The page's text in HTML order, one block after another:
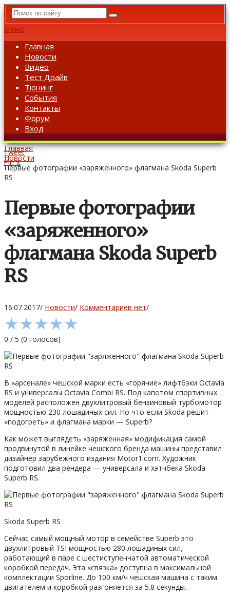
Меню
Главная
Новости
Видео
Тест Драйв
Тюнинг
События
Контакты
Форум
Вход
Главная
Новости
Первые фотографии «заряженного» флагмана Skoda Superb
RS
Первые фотографии
«заряженного»
флагмана Skoda Superb
RS
16.07.2017/ Новости/ Комментариев нет/
★★★★★
0 / 5 (0 голосов)
В «арсенале» чешской марки есть «горячие» лифтбэки Octavia
RS и универсалы Octavia Combi RS. Под капотом спортивных
моделей расположен двухлитровый бензиновый турбомотор
мощностью 230 лошадиных сил. Но что если Skoda решит
«подогреть» и флагмана марки — Superb?
Как может выглядеть «заряженная» модификация самой
продвинутой в линейке чешского бренда машины представил
дизайнер зарубежного издания Motor1.com. Художник
подготовил два рендера — универсала и хэтчбека Skoda
Superb RS.
Skoda Superb RS
Сейчас самый мощный мотор в семействе Superb это
двухлитровый TSI мощностью 280 лошадиных сил,
работающий в паре с шестиступенчатой автоматической
коробкой передач. Эта «связка» доступна в максимальной
комплектации Sporline. До 100 км/ч чешская машина с таким
двигателем и коробкой разгоняется за 5.8 секунды.
Tweet
Pin It